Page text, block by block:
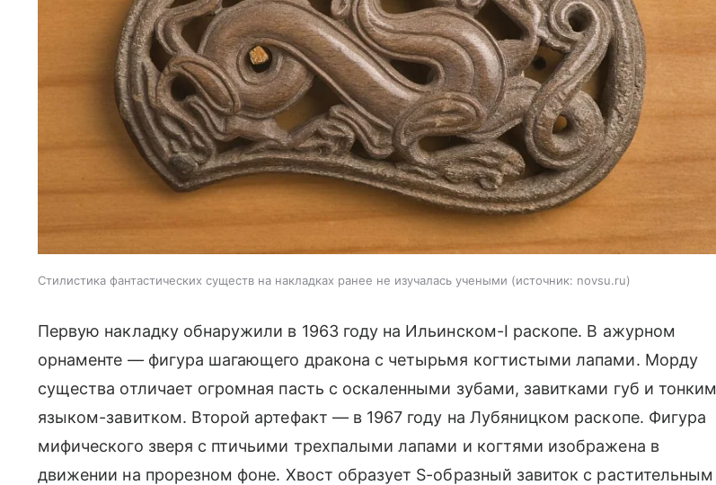
Стилистика фантастических существ на накладках ранее не изучалась учеными источник: novsu.ru
Первую накладку обнаружили в 1963 году на Ильинском-I раскопе. В ажурном
орнаменте — фигура шагающего дракона с четырьмя когтистыми лапами. Морду
существа отличает огромная пасть с оскаленными зубами, завитками губ и тонким
языком-завитком. Второй артефакт — в 1967 году на Лубяницком раскопе. Фигура
мифического зверя с птичьими трехпалыми лапами и когтями изображена в
движении на прорезном фоне. Хвост образует S-образный завиток с растительным